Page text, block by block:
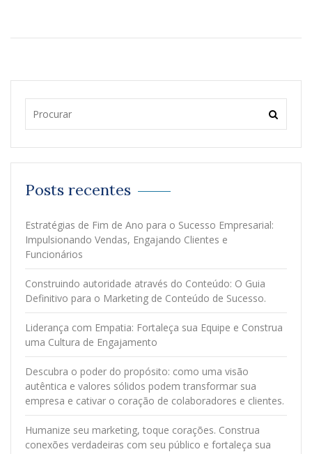
Posts recentes
Estratégias de Fim de Ano para o Sucesso Empresarial:
Impulsionando Vendas, Engajando Clientes e
Funcionários
Construindo autoridade através do Conteúdo: O Guia
Definitivo para o Marketing de Conteúdo de Sucesso.
Liderança com Empatia: Fortaleça sua Equipe e Construa
uma Cultura de Engajamento
Descubra o poder do propósito: como uma visão
autêntica e valores sólidos podem transformar sua
empresa e cativar o coração de colaboradores e clientes.
Humanize seu marketing, toque corações. Construa
conexões verdadeiras com seu público e fortaleça sua